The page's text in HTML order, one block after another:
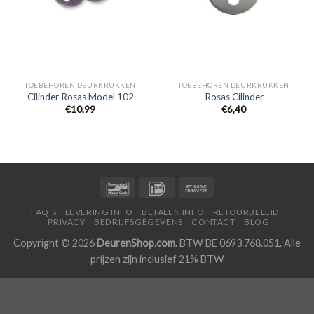
TOEBEHOREN DEURKRUKKEN
Cilinder Rosas Model 102
€10,99
TOEBEHOREN DEURKRUKKEN
Rosas Cilinder
€6,40
FAQ’S LEVERING INFO BETALEN INFO
RETOURBELEID
PRIVACY
BEDRIJFSGEGEVENS CONTACT BLOG
Copyright © 2026 DeurenShop.com. BTW BE 0693.768.051. Alle
prijzen zijn inclusief 21% BTW